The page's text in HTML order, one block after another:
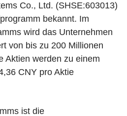
Co., Ltd. (SHSE:603013)
bekannt. Im
wird das Unternehmen
von bis zu 200 Millionen
Aktien werden zu einem
CNY pro Aktie
ist die